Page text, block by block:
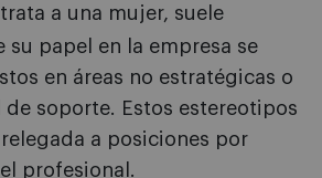
a una mujer, suele
su papel en la empresa se
en áreas no estratégicas o
de soporte. Estos estereotipos
a posiciones por
profesional.